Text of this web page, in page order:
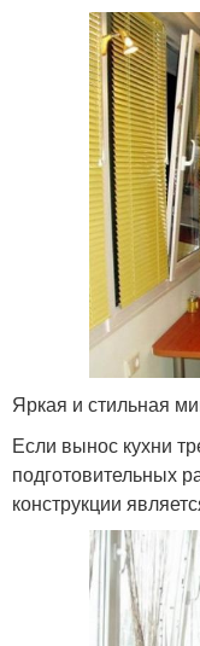
Яркая и стильная
Если вынос кухни
подготовительных
конструкции